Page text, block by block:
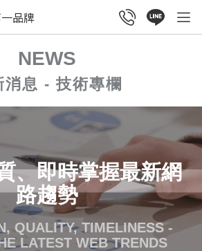
品牌
NEWS
消息 - 技術專欄
、即時掌握最新網
路趨勢
QUALITY, TIMELINESS -
LATEST WEB TRENDS